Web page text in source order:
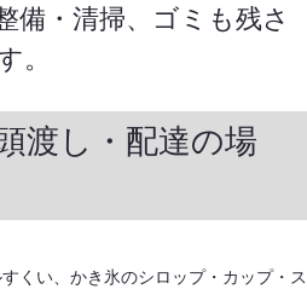
備・清掃、ゴミも残さ
。
渡し・配達の場
くい、かき氷のシロップ・カップ・ス